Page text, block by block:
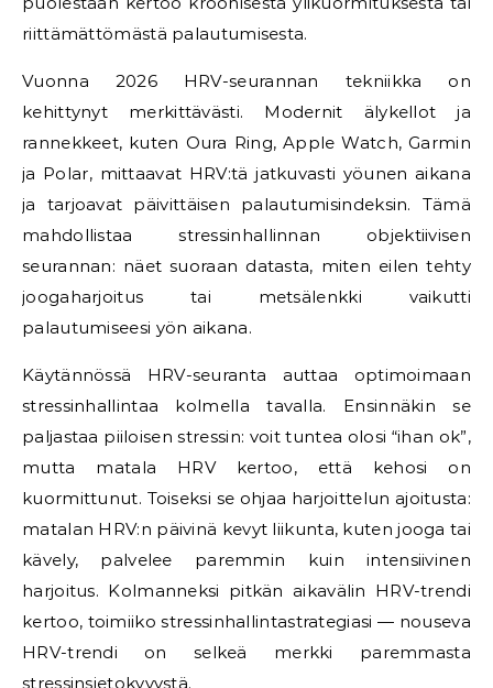
riittämättömästä palautumisesta.
Vuonna 2026 HRV-seurannan tekniikka on
kehittynyt merkittävästi. Modernit älykellot ja
rannekkeet, kuten Oura Ring, Apple Watch, Garmin
ja Polar, mittaavat HRV:tä jatkuvasti yöunen aikana
ja tarjoavat päivittäisen palautumisindeksin. Tämä
mahdollistaa stressinhallinnan objektiivisen
seurannan: näet suoraan datasta, miten eilen tehty
joogaharjoitus tai metsälenkki vaikutti
palautumiseesi yön aikana.
Käytännössä HRV-seuranta auttaa optimoimaan
stressinhallintaa kolmella tavalla. Ensinnäkin se
paljastaa piiloisen stressin: voit tuntea olosi “ihan ok”,
mutta matala HRV kertoo, että kehosi on
kuormittunut. Toiseksi se ohjaa harjoittelun ajoitusta:
matalan HRV:n päivinä kevyt liikunta, kuten jooga tai
kävely, palvelee paremmin kuin intensiivinen
harjoitus. Kolmanneksi pitkän aikavälin HRV-trendi
kertoo, toimiiko stressinhallintastrategiasi — nouseva
HRV-trendi on selkeä merkki paremmasta
stressinsietokyvystä.